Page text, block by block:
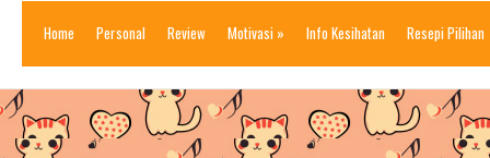
Home Personal Review Motivasi » Info Kesihatan Resepi Pilihan